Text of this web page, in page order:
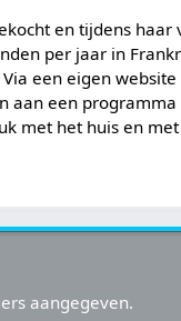
en tijdens
per jaar in
een eigen
aan een
met het huis en
aangegeven.